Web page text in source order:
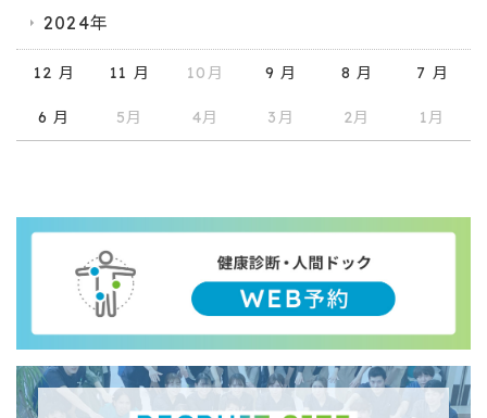
2024年
12 月 11 月 10月 9 月 8 月 7 月
6 月 5月 4月 3月 2月 1月